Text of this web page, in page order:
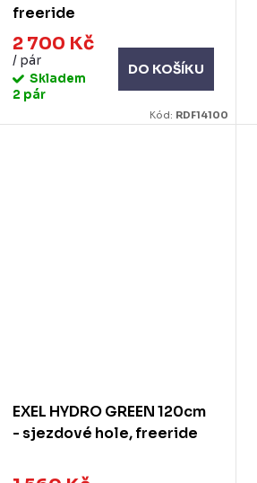
freeride
2 700 Kč
/ pár
Skladem
2 pár
DO KOŠÍKU
Kód: RDF14100
EXEL HYDRO GREEN 120cm
- sjezdové hole, freeride